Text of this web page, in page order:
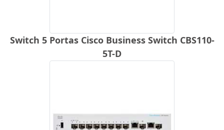
Switch 5 Portas Cisco Business Switch CBS110-
5T-D